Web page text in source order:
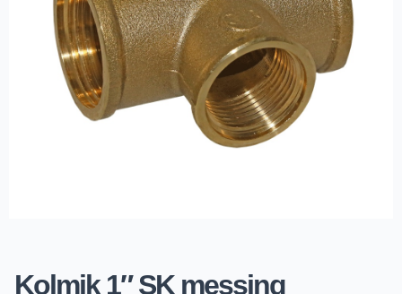
Kolmik 1″ SK messing